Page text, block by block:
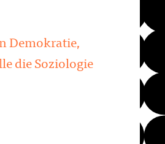
Demokratie,
die Soziologie